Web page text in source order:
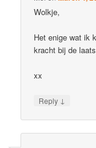
Wolkje,
Het enige wat ik
kracht bij de
xx
Reply ↓